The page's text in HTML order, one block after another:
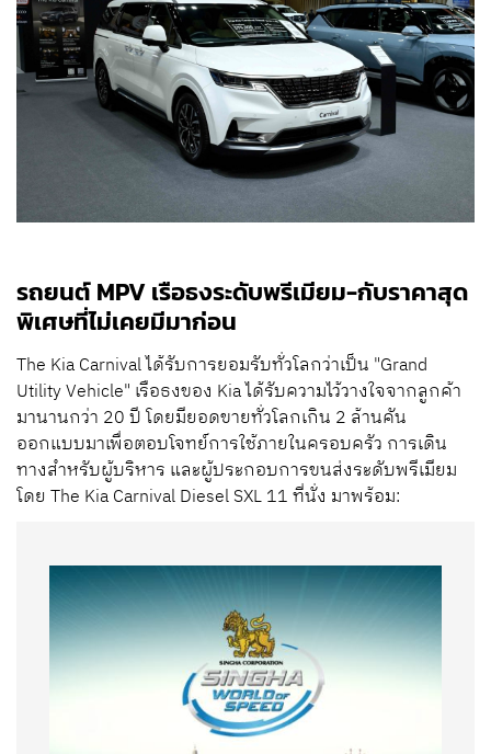
รถยนต์ MPV เรือธงระดับพรีเมียม-กับราคาสุด
พิเศษที่ไม่เคยมีมาก่อน
The Kia Carnival ได้รับการยอมรับทั่วโลกว่าเป็น "Grand
Utility Vehicle" เรือธงของ Kia ได้รับความไว้วางใจจากลูกค้า
มานานกว่า 20 ปี โดยมียอดขายทั่วโลกเกิน 2 ล้านคัน
ออกแบบมาเพื่อตอบโจทย์การใช้ภายในครอบครัว การเดิน
ทางสำหรับผู้บริหาร และผู้ประกอบการขนส่งระดับพรีเมียม
โดย The Kia Carnival Diesel SXL 11 ที่นั่ง มาพร้อม: